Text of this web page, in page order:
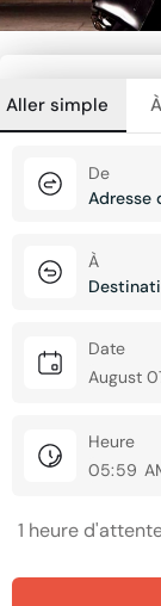
Aller simple
De
À
Date
Heure
1 heure